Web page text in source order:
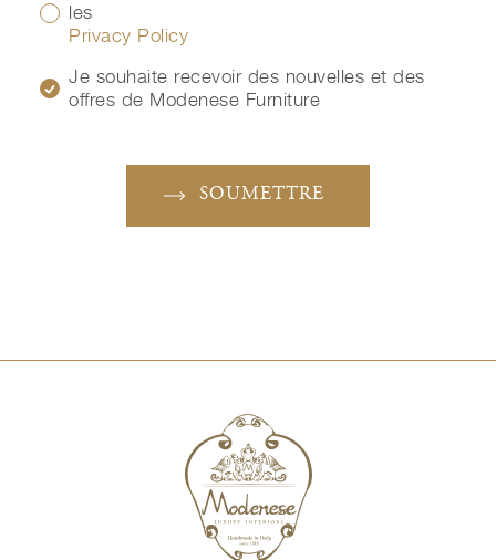
les
Privacy Policy
Je souhaite recevoir des nouvelles et des
offres de Modenese Furniture
SOUMETTRE